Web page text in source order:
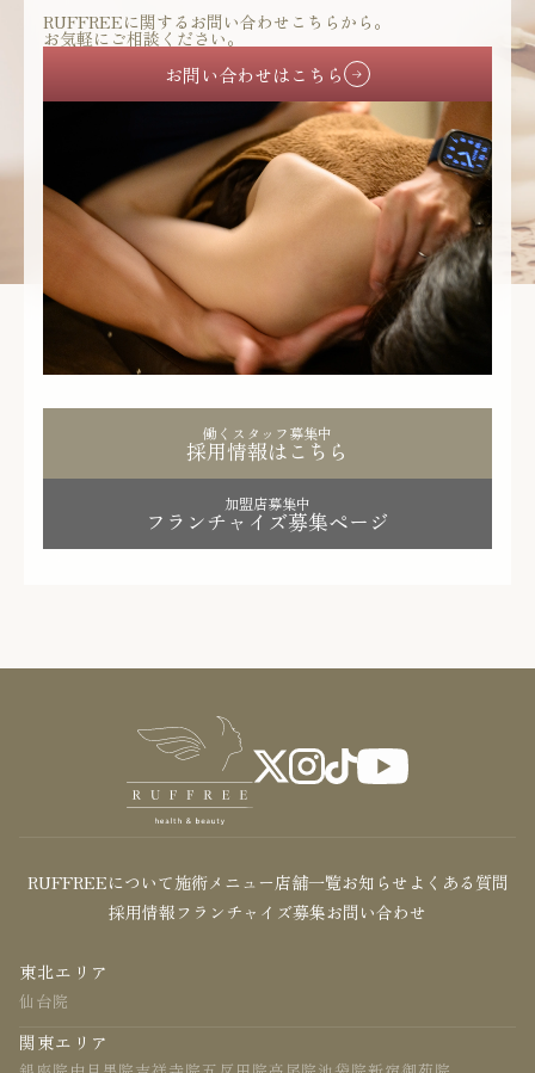
RUFFREEに関するお問い合わせこちらから。
お気軽にご相談ください。
お問い合わせはこちら
働くスタッフ募集中
採用情報はこちら
加盟店募集中
フランチャイズ募集ページ
RUFFREEについて施術メニュー店舗一覧お知らせ よくある質問
採用情報 フランチャイズ募集お問い合わせ
東北エリア
仙台院
関東エリア